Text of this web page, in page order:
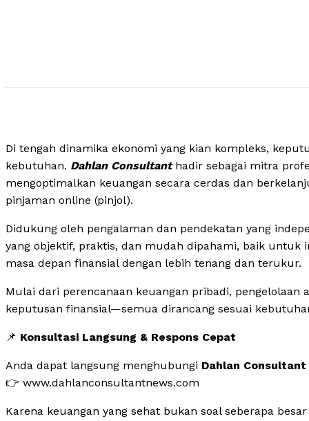
Di tengah dinamika ekonomi yang kian kompleks,
kebutuhan. Dahlan Consultanthadir sebagai mitra
mengoptimalkan keuangan secara cerdas dan
pinjaman online (pinjol).
Didukung oleh pengalaman dan pendekatan yang
yang objektif, praktis, dan mudah dipahami, baik
masa depan finansial dengan lebih tenang dan terukur.
Mulai dari perencanaan keuangan pribadi, pengelolaan
keputusan finansial—semua dirancang sesuai
📌 Konsultasi Langsung & Respons Cepat
Anda dapat langsung menghubungi Dahlan Consultant
👉 www.dahlanconsultantnews.com
Karena keuangan yang sehat bukan soal seberapa